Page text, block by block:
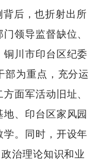
后，也折射出所
领导监督缺位、
铜川市印台区纪委
部为重点，充分运
面军活动旧址、
、印台区家风园
。同时，开设年
治理论知识和业